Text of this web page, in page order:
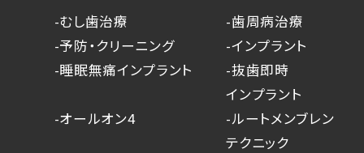
-むし歯治療
-歯周病治療
-予防・クリーニング
-インプラント
-睡眠無痛インプラント
-抜歯即時
インプラント
-オールオン4
-ルートメンブレン
テクニック